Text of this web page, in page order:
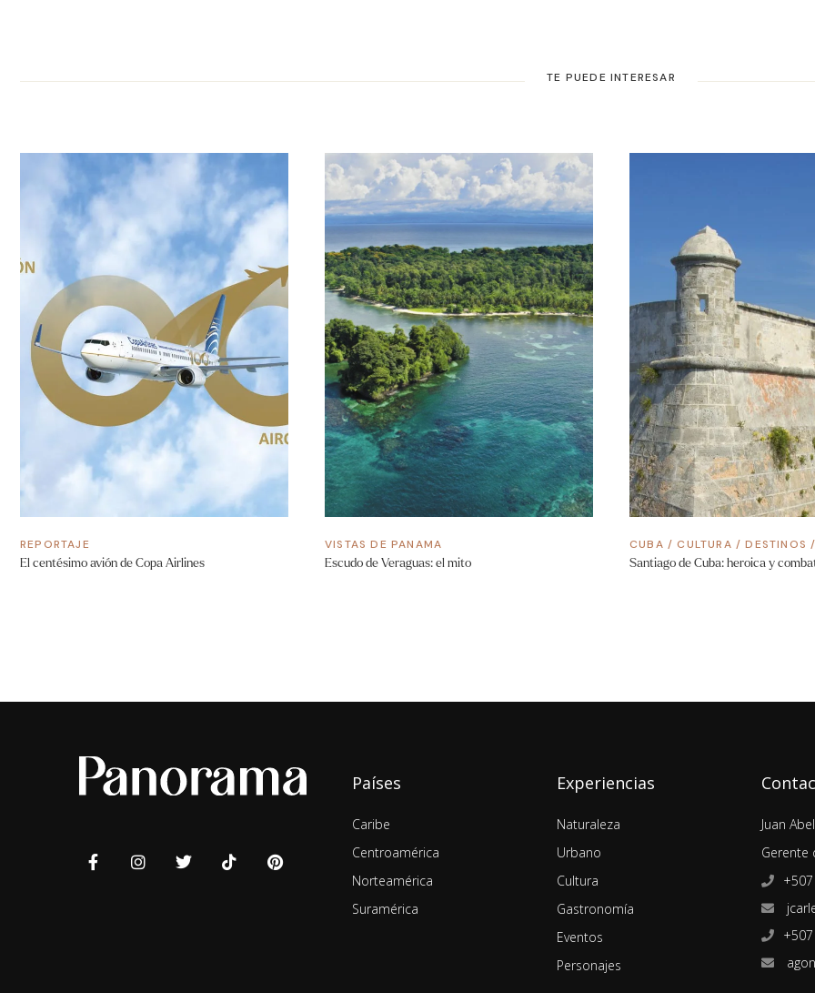
TE PUEDE INTERESAR
REPORTAJE
El centésimo avión de Copa Airlines
VISTAS DE PANAMA
Escudo de Veraguas: el mito
CUBA /CULTURA /DESTINOS /
Santiago de Cuba: heroica y
Países
Caribe
Centroamérica
Norteamérica
Suramérica
Experiencias
Naturaleza
Urbano
Cultura
Gastronomía
Eventos
Personajes
Juan
Gerente